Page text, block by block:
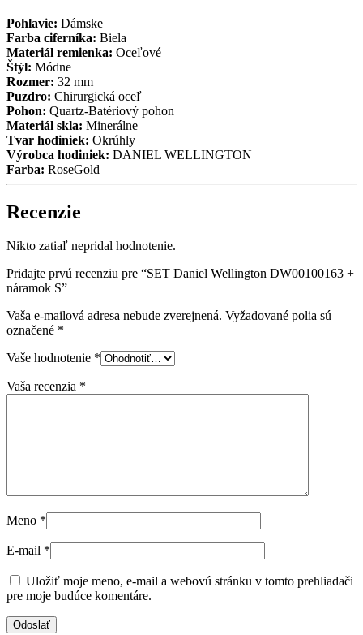
náramok
S
Pohlavie: Dámske
Farba ciferníka: Biela
Materiál remienka: Oceľové
Štýl: Módne
Rozmer: 32 mm
Puzdro: Chirurgická oceľ
Pohon: Quartz-Batériový pohon
Materiál skla: Minerálne
Tvar hodiniek: Okrúhly
Výrobca hodiniek: DANIEL WELLINGTON
Farba: RoseGold
Recenzie
Nikto zatiaľ nepridal hodnotenie.
Pridajte prvú recenziu pre “SET Daniel Wellington DW00100163 +
náramok S”
Vaša e-mailová adresa nebude zverejnená. Vyžadované polia sú
označené *
Vaše hodnotenie *
Vaša recenzia *
Meno *
E-mail *
Uložiť moje meno, e-mail a webovú stránku v tomto prehliadači
pre moje budúce komentáre.